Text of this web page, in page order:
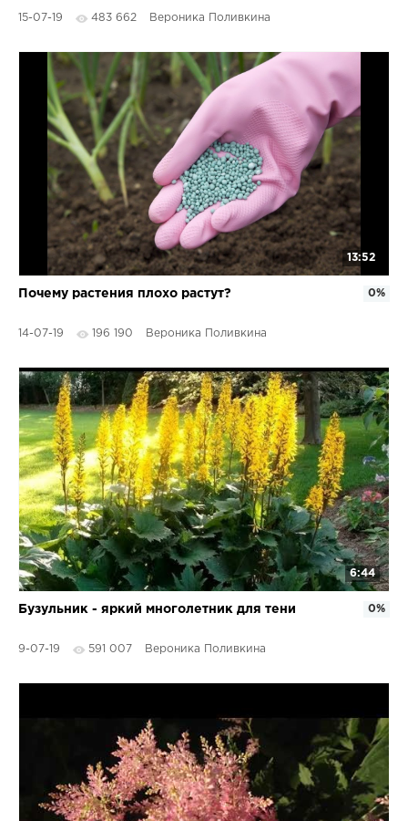
15-07-19 483 662 Вероника Поливкина
13:52
Почему растения плохо растут?
14-07-19 196 190 Вероника Поливкина
0%
6:44
Бузульник - яркий многолетник для тени
9-07-19 591 007 Вероника Поливкина
0%